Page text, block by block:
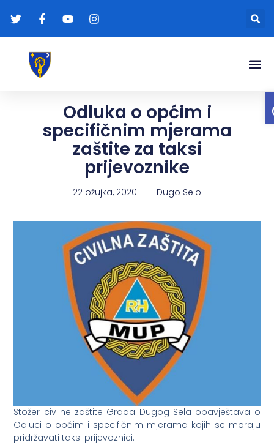
Odluka o općim i
specifičnim mjerama
zaštite za taksi
prijevoznike
22 ožujka, 2020 Dugo Selo
Stožer civilne zaštite Grada Dugog Sela obavještava o
Odluci o općim i specifičnim mjerama kojih se moraju
pridržavati taksi prijevoznici.